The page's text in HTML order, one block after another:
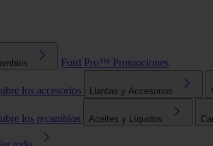
Ford Pro™ Promociones
los accesorios Llantas y Accesorios
los recambios Aceites y Líquidos